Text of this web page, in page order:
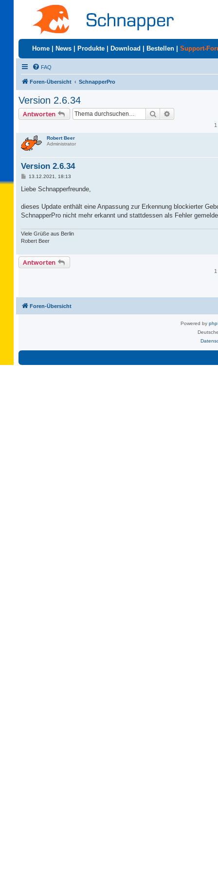
Home News Produkte Download Bestellen Support-
FAQ
Foren-Übersicht SchnapperPro
Version 2.6.34
Antworten Suche
Robert Beer
Administrator
Version 2.6.34
B
i
a
13.12.2021, 18:13
Liebe Schnapperfreunde,
dieses Update enthält eine Anpassung zur Erkennung blockierter
SchnapperPro nicht mehr erkannt und stattdessen als Fehler
Viele Grüße aus Berlin
Robert Beer
Antworten
Foren-Übersicht
Powered by